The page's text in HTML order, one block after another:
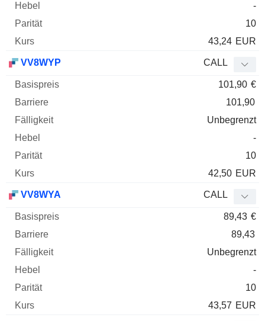
-
10
43,24 EUR
VV8WYP CALL
101,90 €
101,90
Unbegrenzt
-
10
42,50 EUR
VV8WYA CALL
89,43 €
89,43
Unbegrenzt
-
10
43,57 EUR